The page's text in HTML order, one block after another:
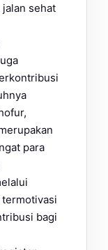
sehat
para
bagi